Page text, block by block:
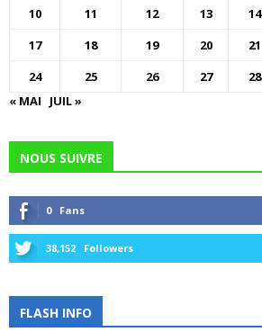
10
11 12 13 14
17
18 19 20 21
24
25 26 27 28
« MAI
JUIL »
NOUS SUIVRE
0 Fans
38,152 Followers
FLASH INFO